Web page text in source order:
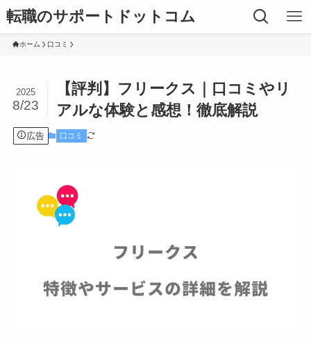
転職のサポートドットコム
ホーム 口コミ
【評判】フリークス｜口コミやリ
アルな体験と感想！徹底解説
2025
8/23
広告 口コミ